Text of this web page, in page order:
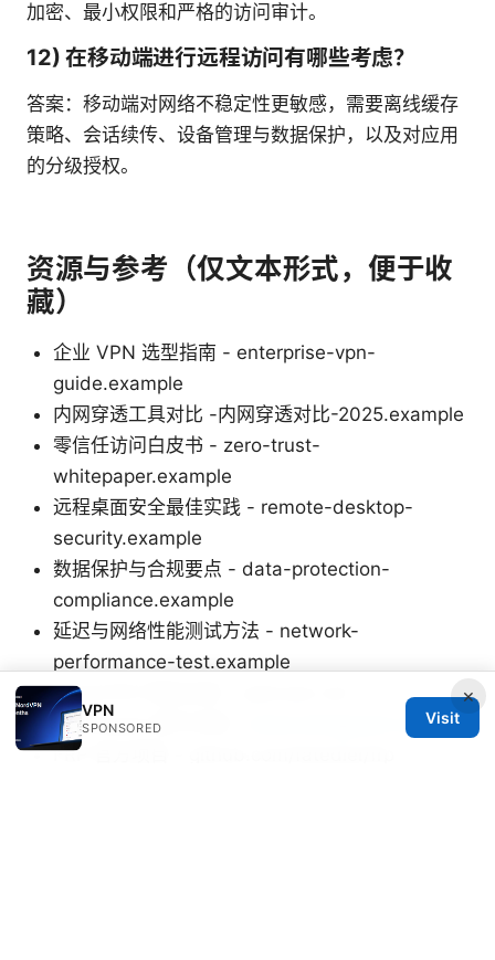
加密、最小权限和严格的访问审计。
12) 在移动端进行远程访问有哪些考虑？
答案：移动端对网络不稳定性更敏感，需要离线缓存
策略、会话续传、设备管理与数据保护，以及对应用
的分级授权。
资源与参考（仅文本形式，便于收
藏）
企业 VPN 选型指南 - enterprise-vpn-
guide.example
内网穿透工具对比 -内网穿透对比-2025.example
零信任访问白皮书 - zero-trust-
whitepaper.example
远程桌面安全最佳实践 - remote-desktop-
security.example
数据保护与合规要点 - data-protection-
compliance.example
延迟与网络性能测试方法 - network-
performance-test.example
OpenVPN 项目文档 - openvpn.net
WireGuard 官方文档 -
www.wireguard.com
FRP 官方项目 - github.com/fatedier/frp
×
VPN
SPONSORED
Visit